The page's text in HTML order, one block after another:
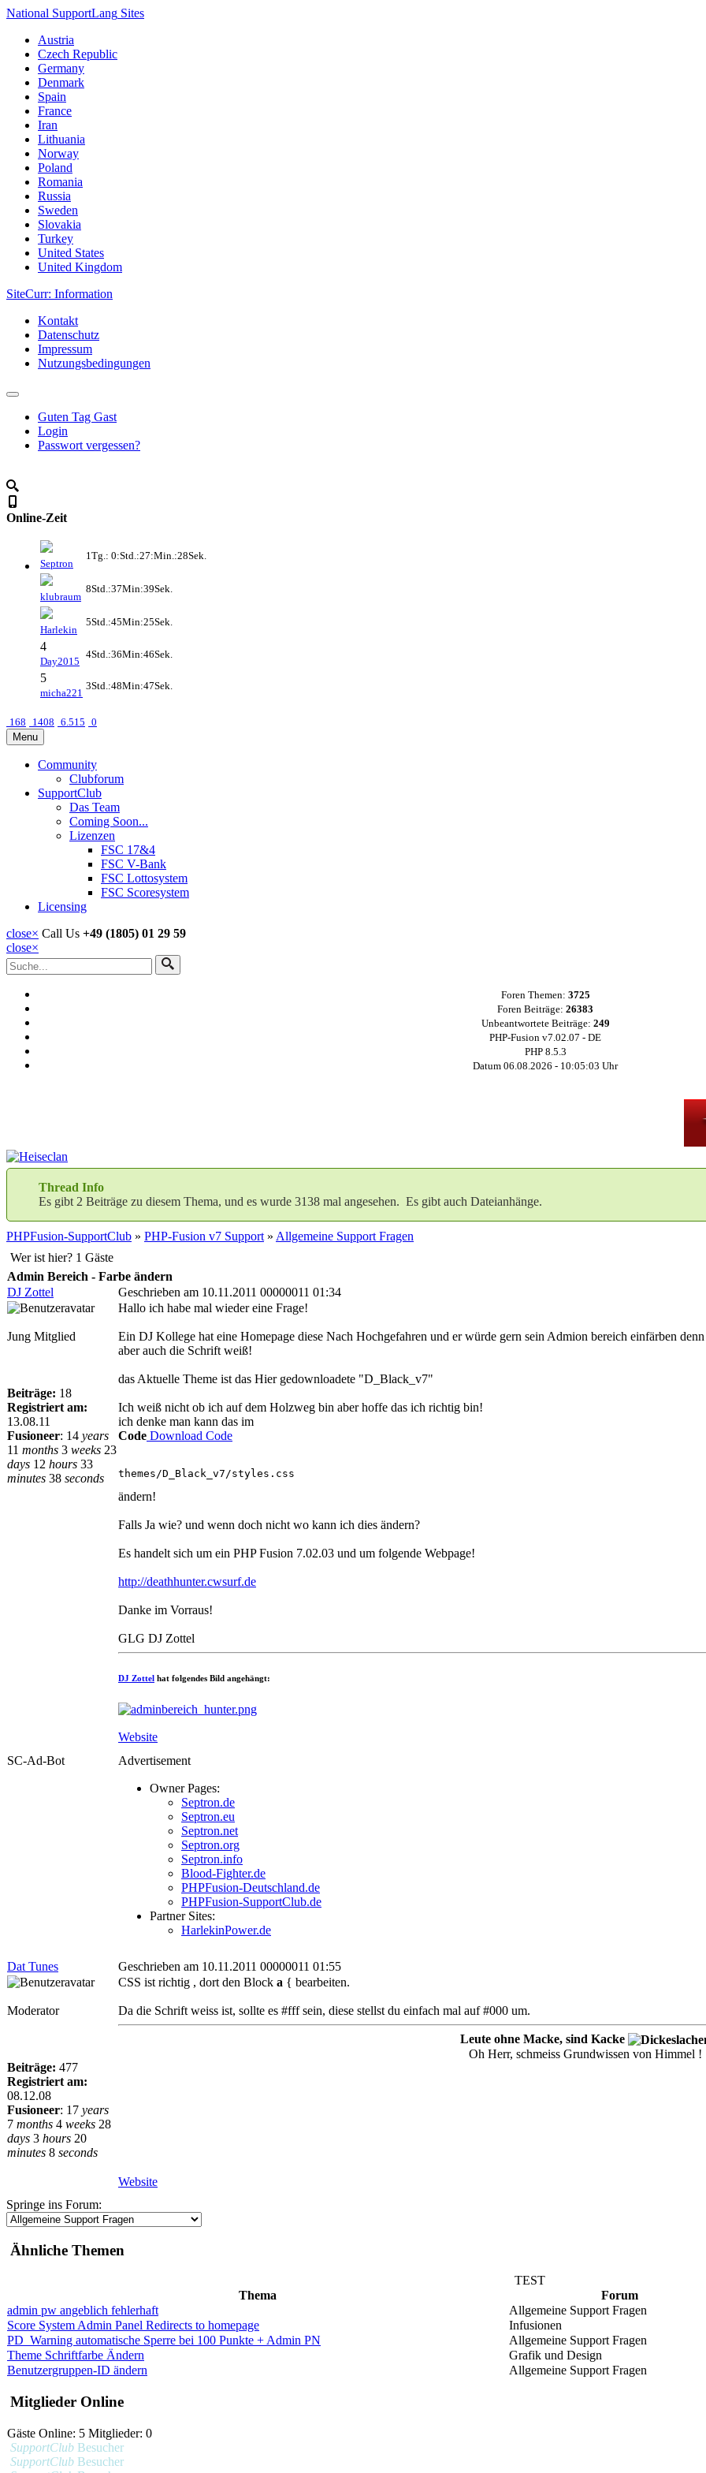
National SupportLang Sites
Austria
Czech Republic
Germany
Denmark
Spain
France
Iran
Lithuania
Norway
Poland
Romania
Russia
Sweden
Slovakia
Turkey
United States
United Kingdom
SiteCurr: Information
Kontakt
Datenschutz
Impressum
Nutzungsbedingungen
Guten Tag Gast
Login
Passwort vergessen?
Online-Zeit
Septron
1Tg.: 0:Std.:27:Min.:28Sek.
klubraum
8Std.:37Min:39Sek.
Harlekin
5Std.:45Min:25Sek.
4
Day2015
4Std.:36Min:46Sek.
5
micha221
3Std.:48Min:47Sek.
168 1408 6.515 0
Menu
Community
Clubforum
SupportClub
Das Team
Coming Soon...
Lizenzen
FSC 17&4
FSC V-Bank
FSC Lottosystem
FSC Scoresystem
Licensing
close× Call Us +49 (1805) 01 29 59
close×
Foren Themen: 3725
Foren Beiträge: 26383
Unbeantwortete Beiträge: 249
PHP-Fusion v7.02.07 - DE
PHP 8.5.3
Datum 06.08.2026 - 10:05:03 Uhr
Thread Info
Es gibt 2 Beiträge zu diesem Thema, und es wurde 3138 mal angesehen. Es gibt auch Dateianhänge.
PHPFusion-SupportClub » PHP-Fusion v7 Support » Allgemeine Support Fragen
Wer ist hier? 1 Gäste
Admin Bereich - Farbe ändern
DJ Zottel
Geschrieben am 10.11.2011 00000011 01:34
Jung Mitglied
Beiträge: 18
Registriert am:
13.08.11
Fusioneer: 14 years
11 months 3 weeks 23
days 12 hours 33
minutes 38 seconds
Hallo ich habe mal wieder eine Frage!
Ein DJ Kollege hat eine Homepage diese Nach Hochgefahren und er würde gern sein Admion bereich einfärben
aber auch die Schrift weiß!
das Aktuelle Theme ist das Hier gedownloadete "D_Black_v7"
Ich weiß nicht ob ich auf dem Holzweg bin aber hoffe das ich richtig bin!
ich denke man kann das im
Code Download Code
themes/D_Black_v7/styles.css
ändern!
Falls Ja wie? und wenn doch nicht wo kann ich dies ändern?
Es handelt sich um ein PHP Fusion 7.02.03 und um folgende Webpage!
http://deathhunter.cwsurf.de
Danke im Vorraus!
GLG DJ Zottel
DJ Zottel hat folgendes Bild angehängt:
Website
SC-Ad-Bot
Advertisement
Owner Pages:
Septron.de
Septron.eu
Septron.net
Septron.org
Septron.info
Blood-Fighter.de
PHPFusion-Deutschland.de
PHPFusion-SupportClub.de
Partner Sites:
HarlekinPower.de
Dat Tunes Geschrieben am 10.11.2011 00000011 01:55
Moderator
Beiträge: 477
Registriert am:
08.12.08
Fusioneer: 17 years
7 months 4 weeks 28
days 3 hours 20
minutes 8 seconds
CSS ist richtig , dort den Block a { bearbeiten.
Da die Schrift weiss ist, sollte es #fff sein, diese stellst du einfach mal auf #000 um.
Leute ohne Macke, sind Kacke
Oh Herr, schmeiss Grundwissen von Himmel !
Website
Springe ins Forum:
Ähnliche Themen
TEST
Thema
Forum
admin pw angeblich fehlerhaft
Allgemeine Support Fragen
Score System Admin Panel Redirects to homepage
Infusionen
PD_Warning automatische Sperre bei 100 Punkte + Admin PN
Allgemeine Support Fragen
Theme Schriftfarbe Ändern
Grafik und Design
Benutzergruppen-ID ändern
Allgemeine Support Fragen
Mitglieder Online
Gäste Online: 5 Mitglieder: 0
SupportClub Besucher
SupportClub Besucher